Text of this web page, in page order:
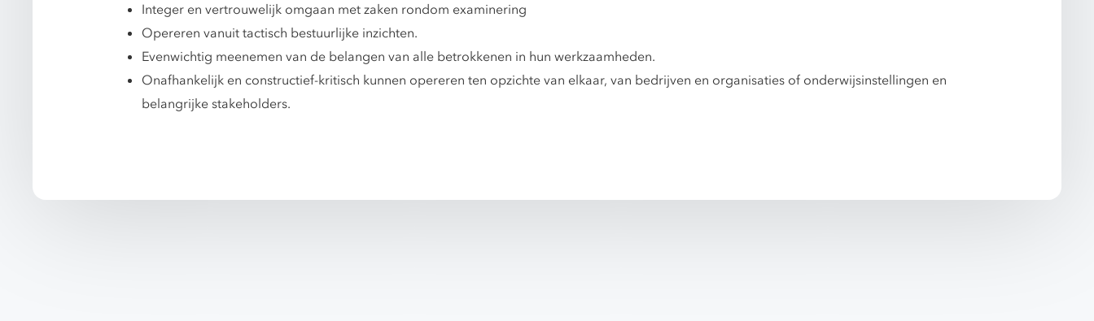
Integer en vertrouwelijk omgaan met zaken rondom examinering
Opereren vanuit tactisch bestuurlijke inzichten.
Evenwichtig meenemen van de belangen van alle betrokkenen in hun werkzaamheden.
Onafhankelijk en constructief-kritisch kunnen opereren ten opzichte van elkaar, van bedrijven en organisaties of onderwijsinstellingen en
belangrijke stakeholders.